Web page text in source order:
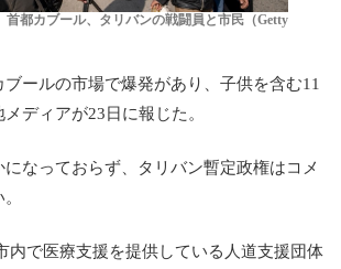
首都カブール、タリバンの戦闘員と市民（Getty
ブールの市場で爆発があり、子供を含む11
ディアが23日に報じた。
なっておらず、タリバン暫定政権はコメ
内で医療支援を提供している人道支援団体